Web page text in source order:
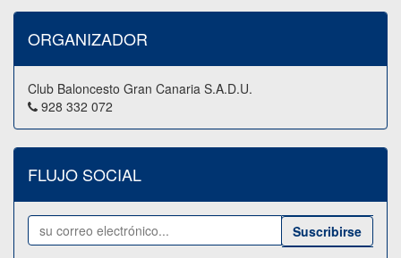
ORGANIZADOR
Club Baloncesto Gran Canaria S.A.D.U.
928 332 072
FLUJO SOCIAL
Suscribirse